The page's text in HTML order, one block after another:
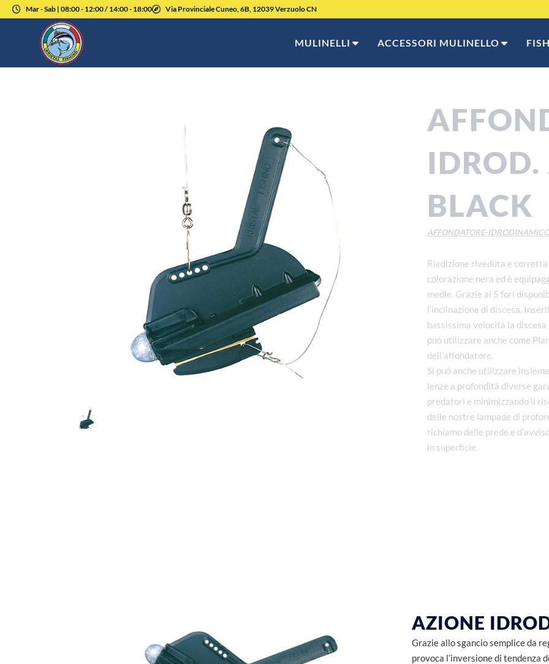
Mar - Sab | 08:00 - 12:00 / 14:00 - 18:00 Via Provinciale Cuneo, 6B, 12039 Verzuolo CN
MULINELLI ACCESSORI MULINELLO
IDROD.
BLACK
AFFONDATORE-IDRODINAMICO
Riedizione riveduta e corretta
colorazione nera ed è
medie. Grazie ai 5 fori
l’inclinazione di discesa.
bassissima velocità la
può utilizzare anche come
dell’affondatore.
Si può anche utilizzare
lenze a profondità diverse
predatori e minimizzando il
delle nostre lampade di
richiamo delle prede e
in superficie.
AZIONE
Grazie allo sgancio semplice da
provoca l’inversione di tendenza